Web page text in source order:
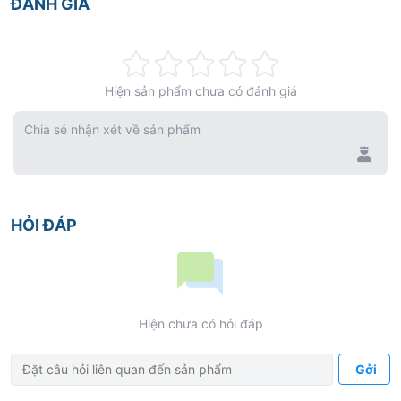
0%
Hiện sản phẩm chưa có đánh giá
Chia sẻ nhận xét về sản phẩm
HỎI ĐÁP
Hiện chưa có hỏi đáp
Gởi